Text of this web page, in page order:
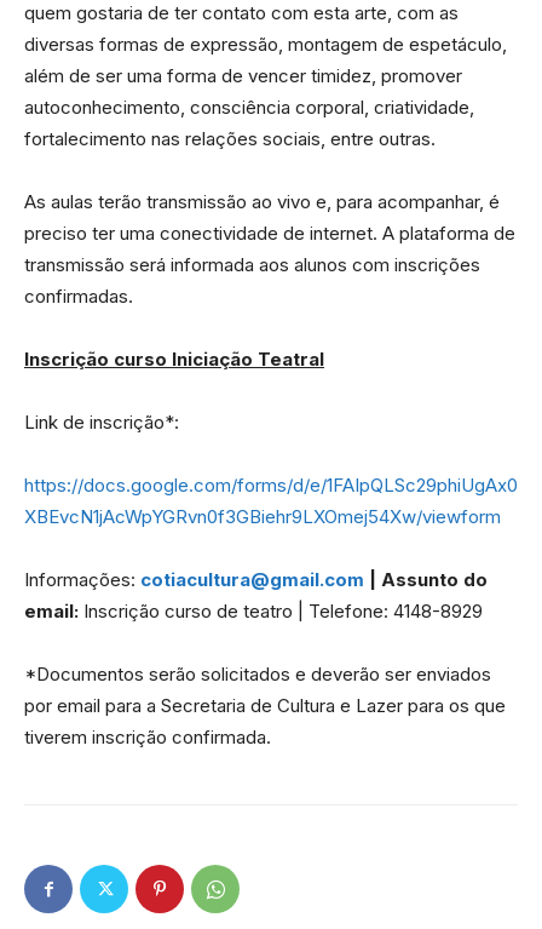
quem gostaria de ter contato com esta arte, com as
diversas formas de expressão, montagem de espetáculo,
além de ser uma forma de vencer timidez, promover
autoconhecimento, consciência corporal, criatividade,
fortalecimento nas relações sociais, entre outras.
As aulas terão transmissão ao vivo e, para acompanhar, é
preciso ter uma conectividade de internet. A plataforma de
transmissão será informada aos alunos com inscrições
confirmadas.
Inscrição curso Iniciação Teatral
Link de inscrição*:
https://docs.google.com/forms/d/e/1FAIpQLSc29phiUgAx0
XBEvcN1jAcWpYGRvn0f3GBiehr9LXOmej54Xw/viewform
Informações: cotiacultura@gmail.com | Assunto do
email: Inscrição curso de teatro | Telefone: 4148-8929
*Documentos serão solicitados e deverão ser enviados
por email para a Secretaria de Cultura e Lazer para os que
tiverem inscrição confirmada.